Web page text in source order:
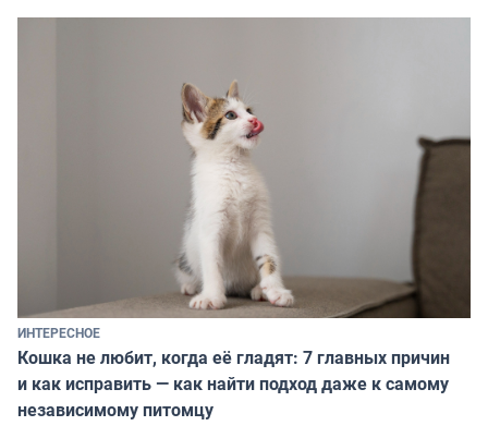
ИНТЕРЕСНОЕ
Кошка не любит, когда её гладят: 7 главных причин
и как исправить — как найти подход даже к самому
независимому питомцу